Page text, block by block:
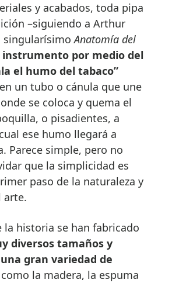
y acabados, toda pipa
–siguiendo a Arthur
singularísimoAnatomía del
instrumento por medio del
el humo del tabaco”
un tubo o cánula que une
se coloca y quema el
o pisadientes, a
ese humo llegará a
Parece simple, pero no
que la simplicidad es
paso de la naturaleza y
arte.
la historia se han fabricado
diversos tamaños y
gran variedad de
la madera, la espuma